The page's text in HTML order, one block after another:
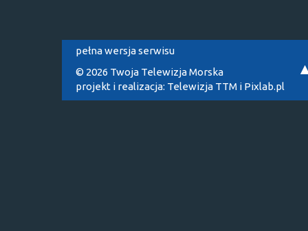
pełna wersja serwisu
© 2026 Twoja Telewizja Morska
projekt i realizacja: Telewizja TTM i Pixlab.pl